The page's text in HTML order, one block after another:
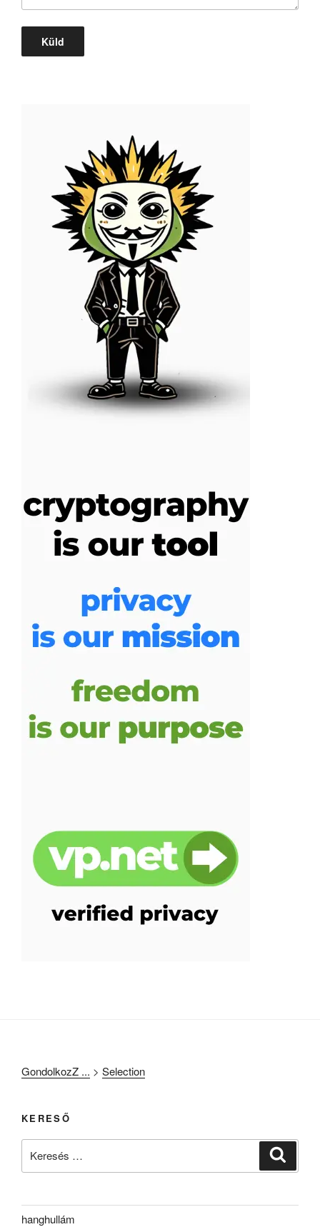
GondolkozZ ... > Selection
KERESŐ
hanghullám